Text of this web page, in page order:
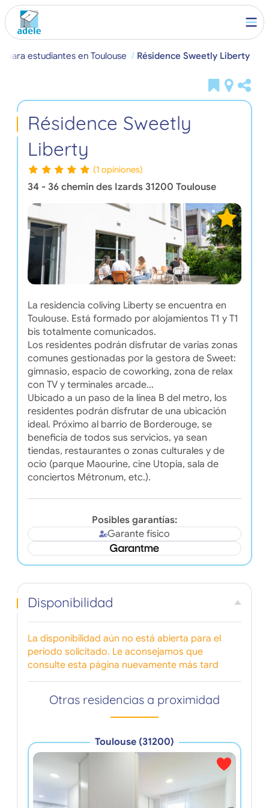
para estudiantes en Toulouse Résidence Sweetly Liberty
Résidence Sweetly
Liberty
(1 opiniones)
34 - 36 chemin des Izards 31200 Toulouse
La residencia coliving Liberty se encuentra en
Toulouse. Está formado por alojamientos T1 y T1
bis totalmente comunicados.
Los residentes podrán disfrutar de varias zonas
comunes gestionadas por la gestora de Sweet:
gimnasio, espacio de coworking, zona de relax
con TV y terminales arcade...
Ubicado a un paso de la línea B del metro, los
residentes podrán disfrutar de una ubicación
ideal. Próximo al barrio de Borderouge, se
beneficia de todos sus servicios, ya sean
tiendas, restaurantes o zonas culturales y de
ocio (parque Maourine, cine Utopia, sala de
conciertos Métronum, etc.).
Posibles garantías:
Garante físico
Disponibilidad
La disponibilidad aún no está abierta para el
período solicitado. Le aconsejamos que
consulte esta página nuevamente más tard
Otras residencias a proximidad
Toulouse (31200)